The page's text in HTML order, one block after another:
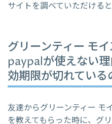
サイトを調べていただけると
グリーンティー モ
paypalが使えない
効期限が切れている
友達からグリーンティー モ
を教えてもらった時に、グ